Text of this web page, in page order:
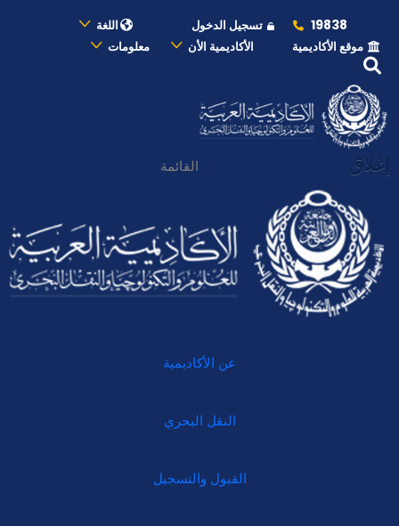
19838 تسجيل الدخول
اللغة
موقع الأكاديمية
الأكاديمية الأن معلومات
إغلاق القائمة
عن الأكاديمية
النقل البحري
القبول والتسجيل